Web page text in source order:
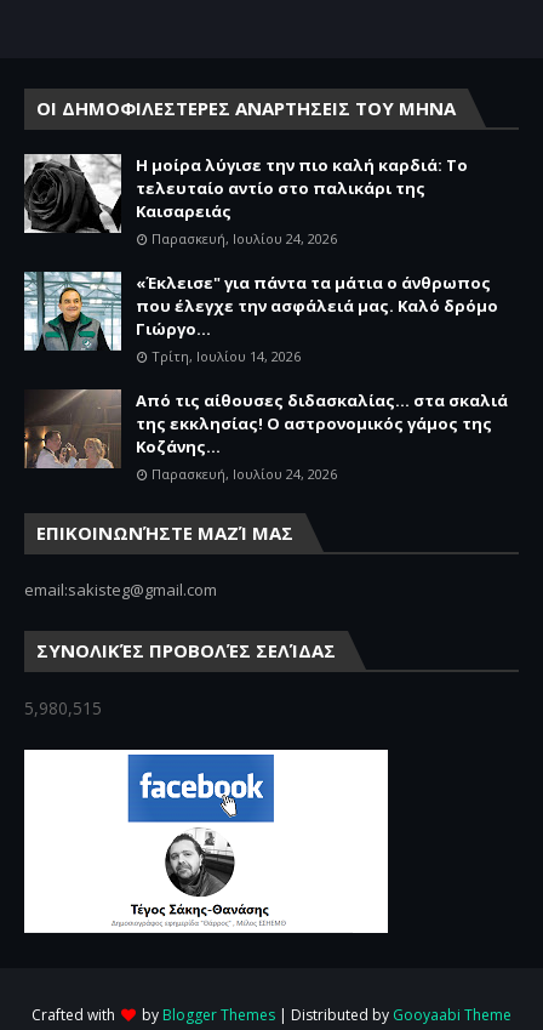
ΟΙ ΔΗΜΟΦΙΛΕΣΤΕΡΕΣ ΑΝΑΡΤΗΣΕΙΣ ΤΟΥ ΜΗΝΑ
Η μοίρα λύγισε την πιο καλή καρδιά: Το
τελευταίο αντίο στο παλικάρι της
Καισαρειάς
Παρασκευή, Ιουλίου 24, 2026
«Έκλεισε" για πάντα τα μάτια ο άνθρωπος
που έλεγχε την ασφάλειά μας. Καλό δρόμο
Γιώργο...
Τρίτη, Ιουλίου 14, 2026
Από τις αίθουσες διδασκαλίας… στα σκαλιά
της εκκλησίας! Ο αστρονομικός γάμος της
Κοζάνης...
Παρασκευή, Ιουλίου 24, 2026
ΕΠΙΚΟΙΝΩΝΉΣΤΕ ΜΑΖΊ ΜΑΣ
email:sakisteg@gmail.com
ΣΥΝΟΛΙΚΈΣ ΠΡΟΒΟΛΈΣ ΣΕΛΊΔΑΣ
5,980,515
Crafted with by Blogger Themes | Distributed by Gooyaabi Theme